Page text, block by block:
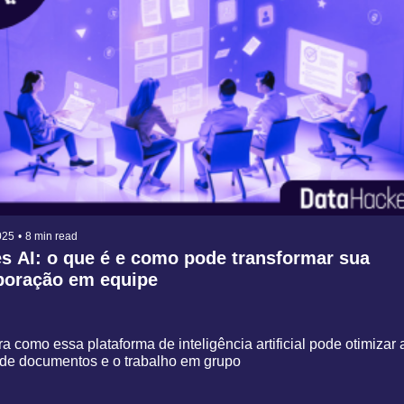
• 8 min read
AI: o que é e como pode transformar sua
em equipe
como essa plataforma de inteligência artificial pode otimizar
documentos e o trabalho em grupo